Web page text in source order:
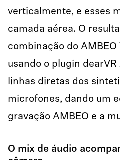
verticalmente, e esses
camada aérea. O
combinação do AMBEO
usando o plugin
linhas diretas dos
microfones, dando um
gravação AMBEO e a
O mix de áudio